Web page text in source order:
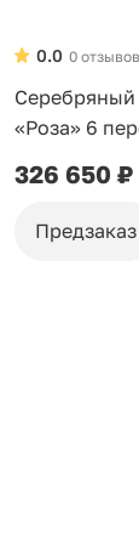
0 отзывов
0.0
«Роза» 6
326 650 ₽
Предзаказ